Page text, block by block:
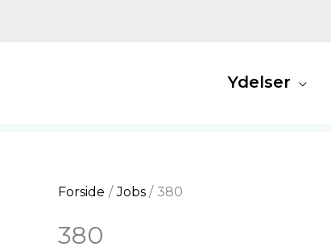
Ydelser
Forside Jobs 380
380